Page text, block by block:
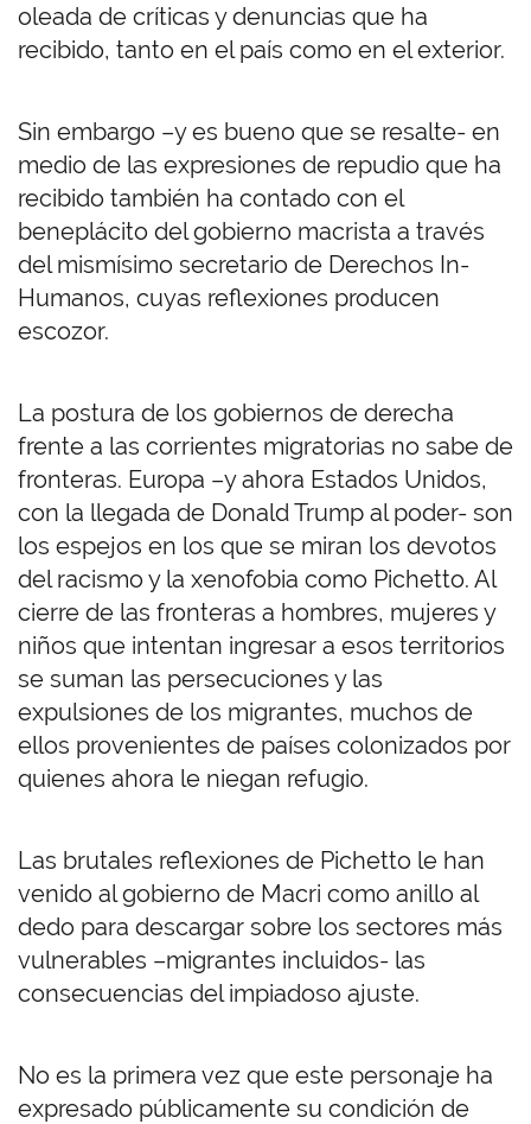
oleada de críticas y denuncias que ha
recibido, tanto en el país como en el exterior.
Sin embargo –y es bueno que se resalte- en
medio de las expresiones de repudio que ha
recibido también ha contado con el
beneplácito del gobierno macrista a través
del mismísimo secretario de Derechos In-
Humanos, cuyas reflexiones producen
escozor.
La postura de los gobiernos de derecha
frente a las corrientes migratorias no sabe de
fronteras. Europa –y ahora Estados Unidos,
con la llegada de Donald Trump al poder- son
los espejos en los que se miran los devotos
del racismo y la xenofobia como Pichetto. Al
cierre de las fronteras a hombres, mujeres y
niños que intentan ingresar a esos territorios
se suman las persecuciones y las
expulsiones de los migrantes, muchos de
ellos provenientes de países colonizados por
quienes ahora le niegan refugio.
Las brutales reflexiones de Pichetto le han
venido al gobierno de Macri como anillo al
dedo para descargar sobre los sectores más
vulnerables –migrantes incluidos- las
consecuencias del impiadoso ajuste.
No es la primera vez que este personaje ha
expresado públicamente su condición de